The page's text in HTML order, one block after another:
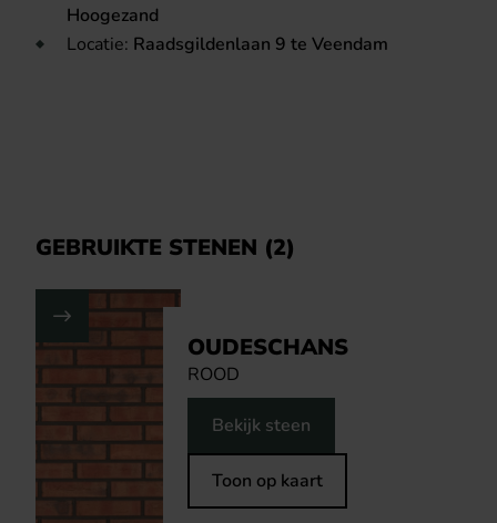
Hoogezand
Locatie: Raadsgildenlaan 9 te Veendam
GEBRUIKTE STENEN (2)
OUDESCHANS
ROOD
Bekijk steen
Toon op kaart